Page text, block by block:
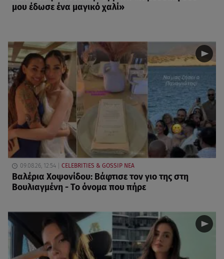
μου έδωσε ένα μαγικό χαλί»
09.08.26, 12:54 CELEBRITIES & GOSSIP ΝΕΑ
Βαλέρια Χοψονίδου: Βάφτισε τον γιο της στη
Βουλιαγμένη - Το όνομα που πήρε